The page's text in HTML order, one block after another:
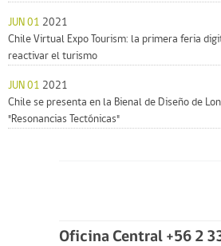
JUN 01 2021
Chile Virtual Expo Tourism: la primera feria
reactivar el turismo
JUN 01 2021
Chile se presenta en la Bienal de Diseño de
"Resonancias Tectónicas"
Oficina Central +56 2